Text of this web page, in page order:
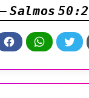
— Salmos 50:2